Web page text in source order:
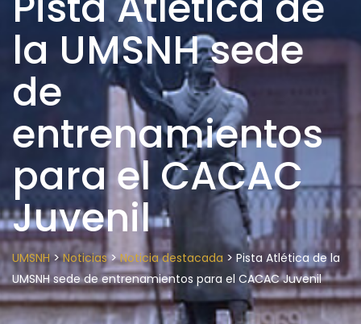
la UMSNH sede
de
entrenamientos
para el CACAC
Juvenil
UMSNH>Noticias>Noticia destacada > Pista Atlética de la
UMSNH sede de entrenamientos para el CACAC Juvenil